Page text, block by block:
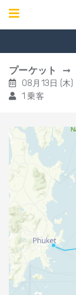
プーケット
08月13日 (木)
1 乗客